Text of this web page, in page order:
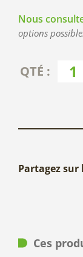
Nous
options
Partagez sur
Ces